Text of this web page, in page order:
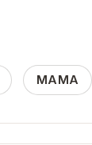
MAMA